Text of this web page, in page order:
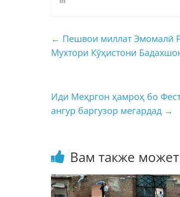
← Пешвои миллат Эмомалӣ
Мухтори Кӯҳистони
Иди Меҳргон ҳамроҳ бо
ангур баргузор мегардад →
Вам также